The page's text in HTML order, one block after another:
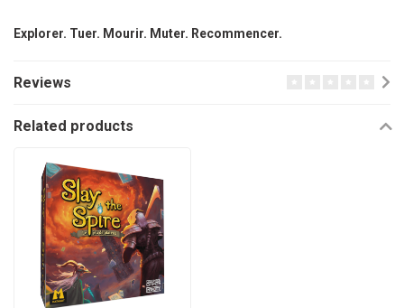
Explorer. Tuer. Mourir. Muter. Recommencer.
Reviews
Related products